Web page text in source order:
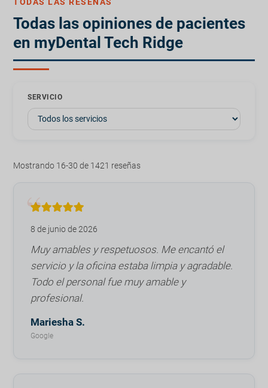
Todas las opiniones de pacientes
en myDental Tech Ridge
SERVICIO
Mostrando 16-30 de 1421 reseñas
8 de junio de 2026
Muy amables y respetuosos. Me encantó el
servicio y la oficina estaba limpia y agradable.
Todo el personal fue muy amable y
profesional.
Mariesha S.
Google